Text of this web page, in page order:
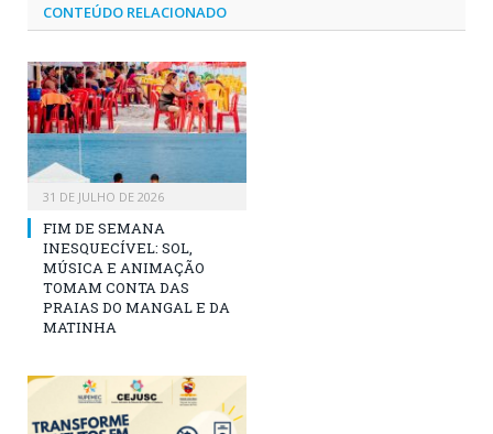
CONTEÚDO RELACIONADO
31 DE JULHO DE 2026
FIM DE SEMANA
INESQUECÍVEL: SOL,
MÚSICA E ANIMAÇÃO
TOMAM CONTA DAS
PRAIAS DO MANGAL E DA
MATINHA